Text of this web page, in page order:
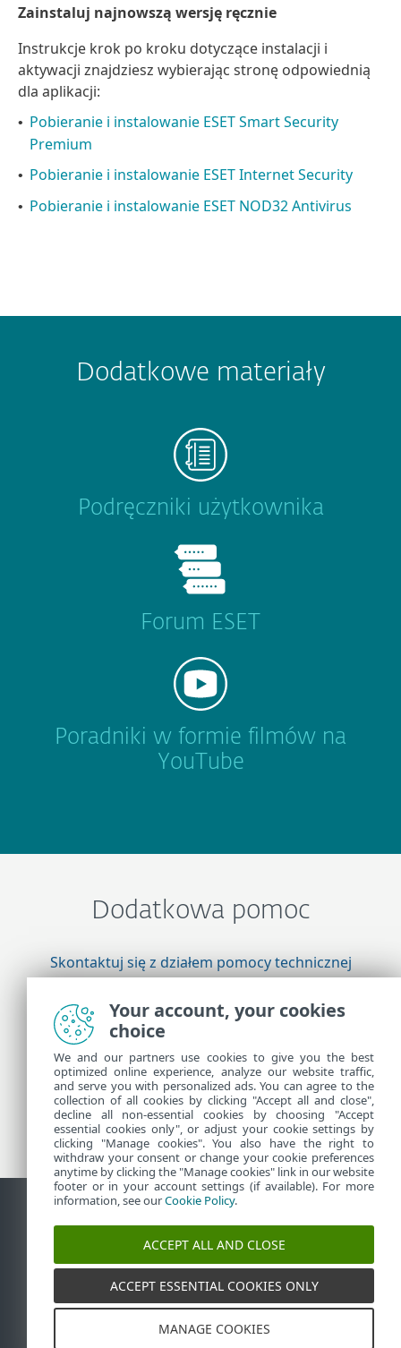
Zainstaluj najnowszą wersję ręcznie
Instrukcje krok po kroku dotyczące instalacji i
aktywacji znajdziesz wybierając stronę odpowiednią
dla aplikacji:
• Pobieranie i instalowanie ESET Smart Security
Premium
• Pobieranie i instalowanie ESET Internet Security
• Pobieranie i instalowanie ESET NOD32 Antivirus
Dodatkowe materiały
Podręczniki użytkownika
Forum ESET
Poradniki w formie filmów na
YouTube
Dodatkowa pomoc
Skontaktuj się z działem pomocy technicznej
firmy ESET
Więcej informacji
Pomoc techniczna — wiadomości
Porady dla klientów
Zgłoś podatność
Polityka dotycząca plików cookie
©1992-2026ESET, spol. s r.o. - Wszelkie prawa
towarowymi lub zastrzeżonymi znakami towarowymi
firmy ESET, spol. s r.o. lub ESET North America.
Wszystkie pozostałe nazwy i marki są zastrzeżonymi
Your account, your cookies
choice
We and our partners use cookies to give you the best
optimized online experience, analyze our website traffic,
and serve you with personalized ads. You can agree to the
collection of all cookies by clicking "Accept all and close",
decline all non-essential cookies by choosing "Accept
essential cookies only", or adjust your cookie settings by
clicking "Manage cookies". You also have the right to
withdraw your consent or change your cookie preferences
anytime by clicking the "Manage cookies" link in our website
footer or in your account settings (if available). For more
information, see ourCookie Policy.
ACCEPT ALL AND CLOSE
ACCEPT ESSENTIAL COOKIES ONLY
MANAGE COOKIES